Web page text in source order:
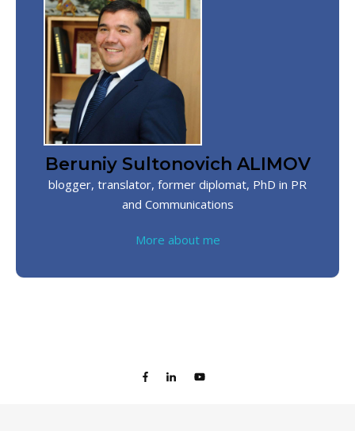
Beruniy Sultonovich ALIMOV
blogger, translator, former diplomat, PhD in PR
and Communications
More about me